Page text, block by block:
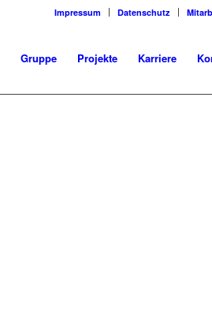
Impressum Datenschutz
Gruppe Projekte Karriere